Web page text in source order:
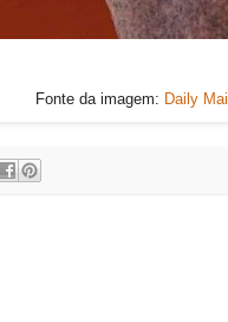
Fonte da imagem: Daily Mail